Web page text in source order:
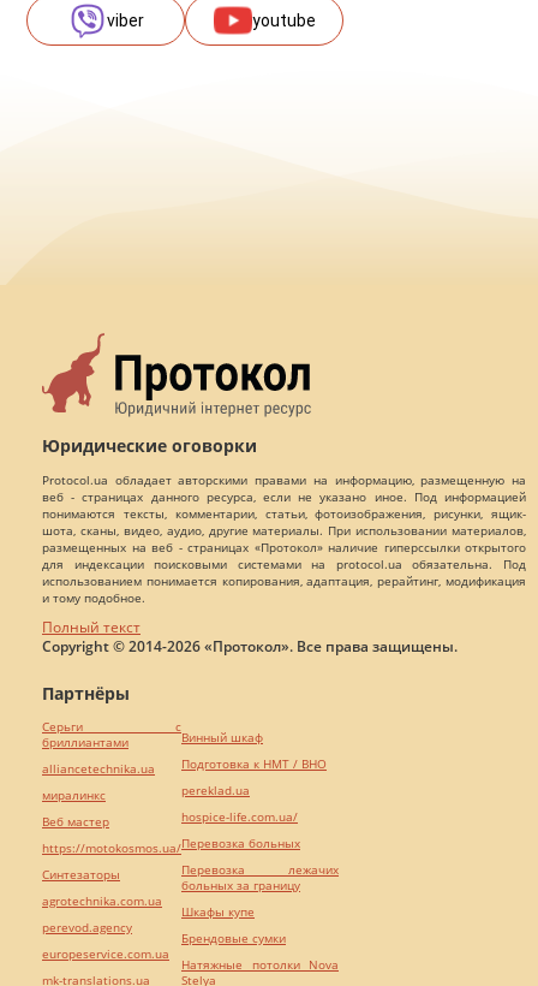
viber youtube
Юридические оговорки
Protocol.ua обладает авторскими правами на информацию, размещенную на
веб - страницах данного ресурса, если не указано иное. Под информацией
понимаются тексты, комментарии, статьи, фотоизображения, рисунки, ящик-
шота, сканы, видео, аудио, другие материалы. При использовании материалов,
размещенных на веб - страницах «Протокол» наличие гиперссылки открытого
для индексации поисковыми системами на protocol.ua обязательна. Под
использованием понимается копирования, адаптация, рерайтинг, модификация
и тому подобное.
Полный текст
Copyright © 2014-2026 «Протокол». Все права защищены.
Партнёры
Серьги с
бриллиантами
alliancetechnika.ua
миралинкс
Веб мастер
https://motokosmos.ua/
Синтезаторы
agrotechnika.com.ua
perevod.agency
europeservice.com.ua
mk-translations.ua
Винный шкаф
Подготовка к НМТ / ВНО
pereklad.ua
hospice-life.com.ua/
Перевозка больных
Перевозка лежачих
больных за границу
Шкафы купе
Брендовые сумки
Натяжные потолки Nova
Stelya